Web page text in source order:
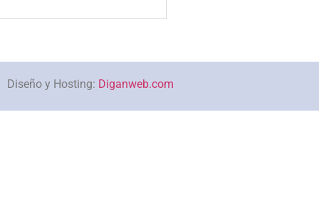
Diseño y Hosting: Diganweb.com